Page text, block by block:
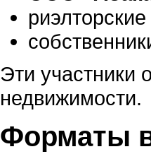
риэлторские
Эти участники
недвижимости.
Форматы